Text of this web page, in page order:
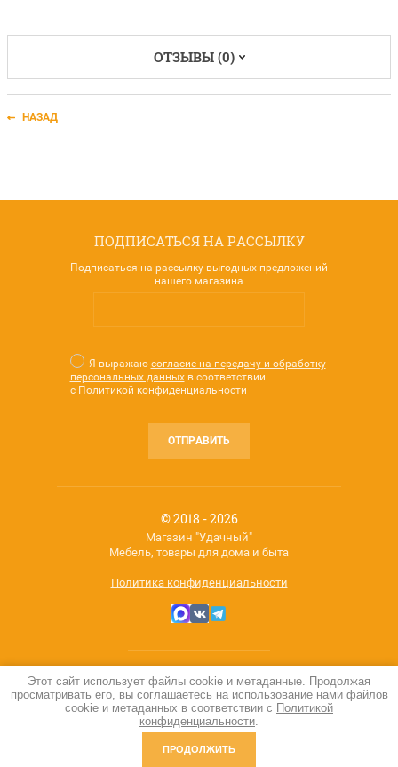
ОТЗЫВЫ (0)
НАЗАД
ПОДПИСАТЬСЯ НА РАССЫЛКУ
Подписаться на рассылку выгодных предложений
нашего магазина
Я выражаю согласие на передачу и обработку
персональных данныхв соответствии
с Политикой конфиденциальности
ОТПРАВИТЬ
© 2018 - 2026
Магазин "Удачный"
Мебель, товары для дома и быта
Политика конфиденциальности
Мегагрупп.ру
Этот сайт использует файлы cookie и метаданные. Продолжая
просматривать его, вы соглашаетесь на использование нами файлов
cookie и метаданных в соответствии с Политикой
конфиденциальности.
ПРОДОЛЖИТЬ